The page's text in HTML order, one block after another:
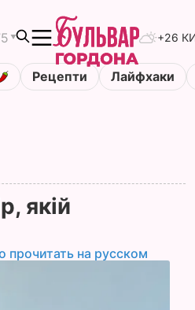
+26
Рецепти Лайфхаки
якій
на русском